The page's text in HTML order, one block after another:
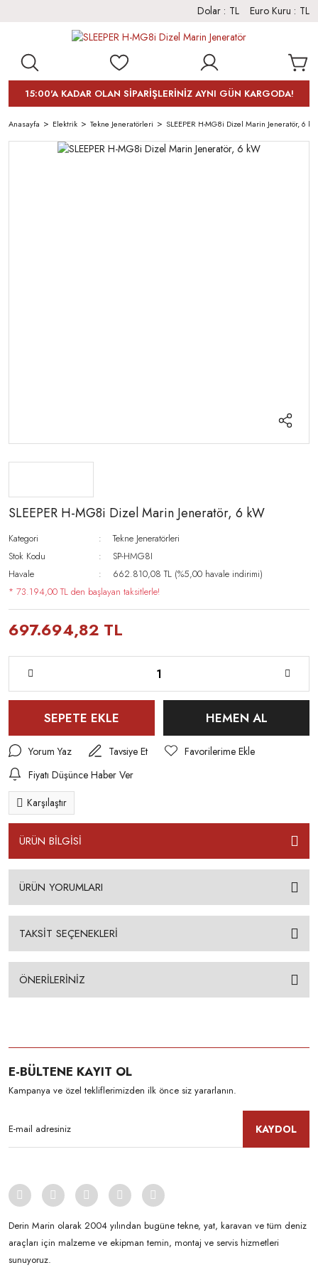
Dolar : TL Euro Kuru : TL
15:00'A KADAR OLAN SİPARİŞLERİNİZ AYNI GÜN KARGODA!
Anasayfa Elektrik Tekne Jeneratörleri SLEEPER H-MG8i Dizel Marin Jeneratör, 6
SLEEPER H-MG8i Dizel Marin Jeneratör, 6 kW
Kategori
Tekne Jeneratörleri
Stok Kodu
SP-HMG8I
Havale
662.810,08 TL (%5,00 havale indirimi)
* 73.194,00 TL den başlayan taksitlerle!
697.694,82 TL
SEPETE EKLE HEMEN AL
Yorum Yaz
Tavsiye Et
Fiyatı Düşünce Haber Ver
Karşılaştır
ÜRÜN BİLGİSİ
ÜRÜN YORUMLARI
TAKSİT SEÇENEKLERİ
ÖNERİLERİNİZ
E-BÜLTENE KAYIT OL
Kampanya ve özel tekliflerimizden ilk önce siz yararlanın.
KAYDOL
Derin Marin olarak 2004 yılından bugüne tekne, yat, karavan ve tüm deniz
araçları için malzeme ve ekipman temin, montaj ve servis hizmetleri
sunuyoruz.